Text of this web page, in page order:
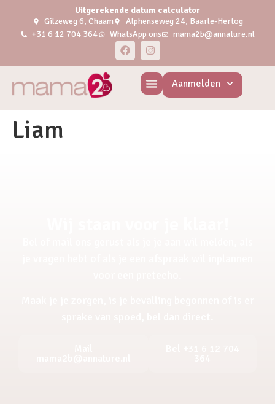
Uitgerekende datum calculator
Gilzeweg 6, Chaam
Alphenseweg 24, Baarle-Hertog
+31 6 12 704 364
WhatsApp ons mama2b@annature.nl
Aanmelden
Liam